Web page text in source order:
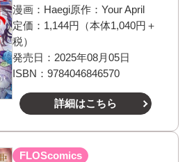
漫画： Haegi原作： Your April
定価：1,144円（本体1,040円＋
税）
発売日：2025年08月05日
ISBN：9784046846570
詳細はこちら
FLOScomics